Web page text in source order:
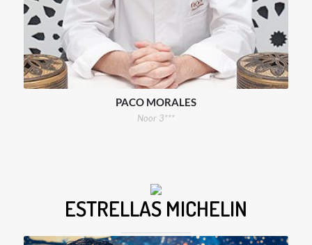
PACO MORALES
Noor 3***
ESTRELLAS MICHELIN